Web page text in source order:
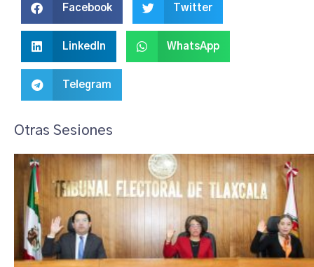
Facebook Twitter
LinkedIn WhatsApp
Telegram
Otras Sesiones